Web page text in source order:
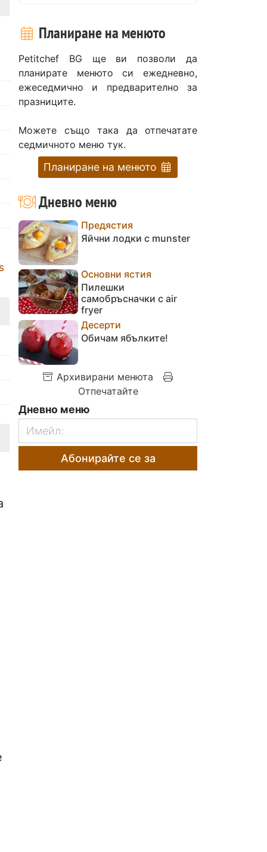
Планиране на менюто
Petitchef BG ще ви позволи да
планирате менюто си ежедневно,
ежеседмично и предварително за
празниците.
Можете също така да отпечатате
седмичното меню тук.
Планиране на менюто
Дневно меню
Предястия
Яйчни лодки с munster
Основни ястия
Пилешки
самобръсначки с air
fryer
Десерти
Обичам ябълките!
Архивирани менюта
Отпечатайте
Дневно меню
Абонирайте се за